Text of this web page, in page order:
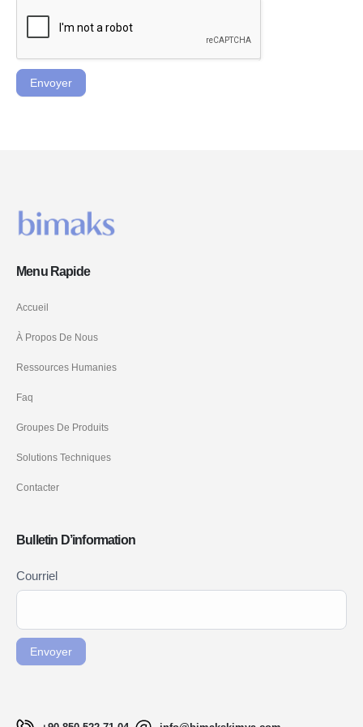
Envoyer
Menu Rapide
Accueil
À Propos De Nous
Ressources Humanies
Faq
Groupes De Produits
Solutions Techniques
Contacter
Bulletin D’information
Newsletter
Signup
Courriel
Envoyer
Si vous
êtes un
remplissez